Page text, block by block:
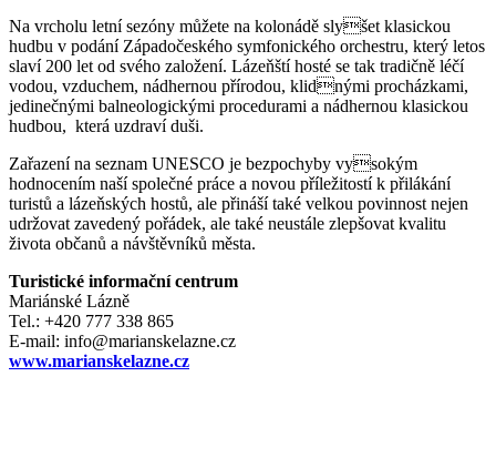
Na vrcholu letní sezóny můžete na kolonádě slyšet klasickou
hudbu v podání Západočeského symfonického orchestru, který letos
slaví 200 let od svého založení. Lázeňští hosté se tak tradičně léčí
vodou, vzduchem, nádhernou přírodou, klidnými procházkami,
jedinečnými balneologickými procedurami a nádhernou klasickou
hudbou, která uzdraví duši.
Zařazení na seznam UNESCO je bezpochyby vysokým
hodnocením naší společné práce a novou příležitostí k přilákání
turistů a lázeňských hostů, ale přináší také velkou povinnost nejen
udržovat zavedený pořádek, ale také neustále zlepšovat kvalitu
života občanů a návštěvníků města.
Turistické informační centrum
Mariánské Lázně
Tel.: +420 777 338 865
E-mail: info@marianskelazne.cz
www.marianskelazne.cz